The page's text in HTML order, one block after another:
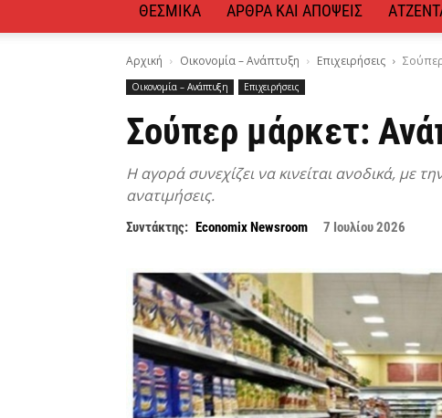
ΘΕΣΜΙΚΆ ΆΡΘΡΑ ΚΑΙ ΑΠΌΨΕΙΣ
Αρχική Οικονομία – Ανάπτυξη Επιχειρήσεις
Οικονομία – Ανάπτυξη Επιχειρήσεις
Σούπερ μάρκετ:
H αγορά συνεχίζει να κινείται ανοδικά,
ανατιμήσεις.
Συντάκτης: Economix Newsroom 7 Ιουλίου 2026